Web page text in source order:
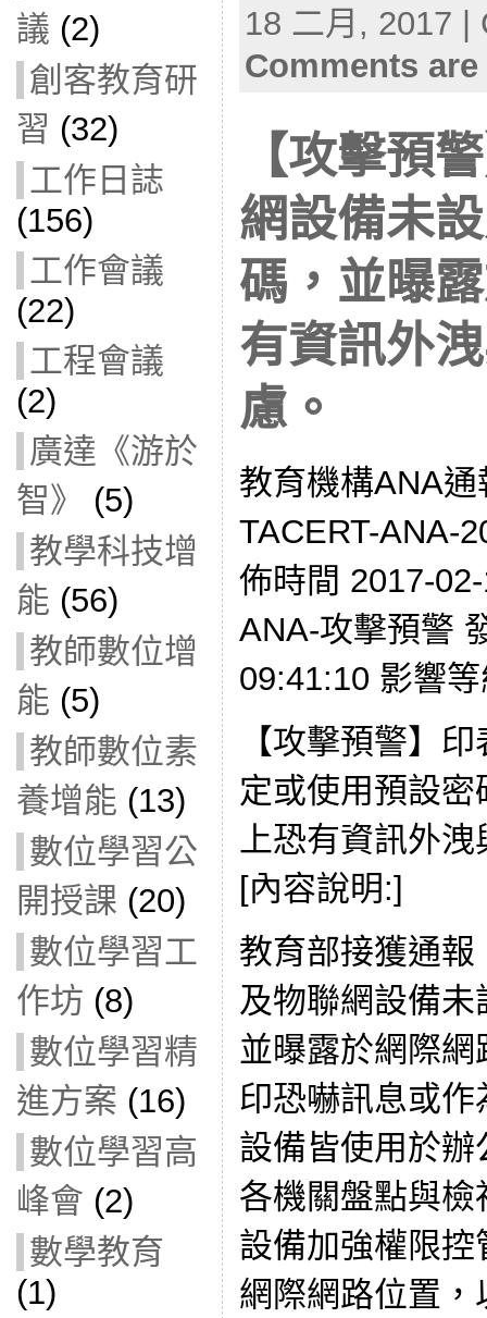
議 (2)
創客教育研
習 (32)
工作日誌
(156)
工作會議
(22)
工程會議
(2)
廣達《游於
智》
(5)
教學科技增
能 (56)
教師數位增
能 (5)
教師數位素
養增能 (13)
數位學習公
開授課 (20)
數位學習工
作坊 (8)
數位學習精
進方案 (16)
數位學習高
峰會 (2)
數學教育
(1)
18 二月, 2017
Comments
【攻擊預
網設備未
碼，並曝
有資訊外
慮。
教育機構ANA
TACERT-ANA-
佈時間 2017-
ANA-攻擊預警
09:41:10 影響
【攻擊預警】
定或使用預設
上恐有資訊外
[內容說明:]
教育部接獲通
及物聯網設備
並曝露於網際
印恐嚇訊息或
設備皆使用於
各機關盤點與
設備加強權限
網際網路位置